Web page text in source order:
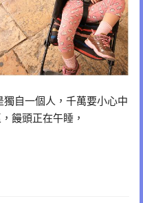
自一個人，千萬要小心中
饅頭正在午睡，